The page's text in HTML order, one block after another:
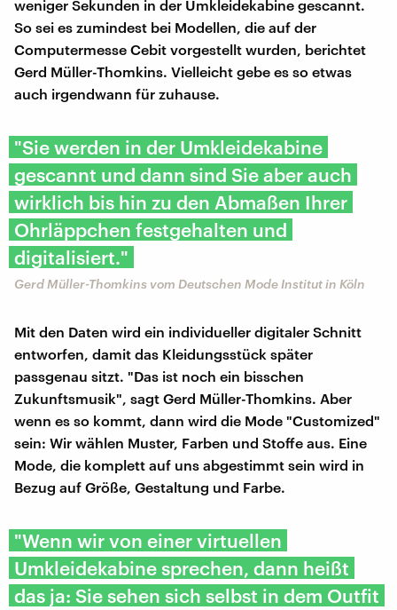
weniger Sekunden in der Umkleidekabine gescannt.
So sei es zumindest bei Modellen, die auf der
Computermesse Cebit vorgestellt wurden, berichtet
Gerd Müller-Thomkins. Vielleicht gebe es so etwas
auch irgendwann für zuhause.
"Sie werden in der Umkleidekabine
gescannt und dann sind Sie aber auch
wirklich bis hin zu den Abmaßen Ihrer
Ohrläppchen festgehalten und
digitalisiert."
Gerd Müller-Thomkins vom Deutschen Mode Institut in Köln
Mit den Daten wird ein individueller digitaler Schnitt
entworfen, damit das Kleidungsstück später
passgenau sitzt. "Das ist noch ein bisschen
Zukunftsmusik", sagt Gerd Müller-Thomkins. Aber
wenn es so kommt, dann wird die Mode "Customized"
sein: Wir wählen Muster, Farben und Stoffe aus. Eine
Mode, die komplett auf uns abgestimmt sein wird in
Bezug auf Größe, Gestaltung und Farbe.
"Wenn wir von einer virtuellen
Umkleidekabine sprechen, dann heißt
das ja: Sie sehen sich selbst in dem Outfit